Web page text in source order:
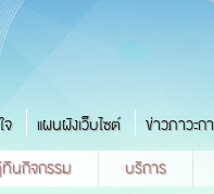
จ แผนผังเว็บไซต์ ข่าวภาวะก
นกิจกรรม บริการ